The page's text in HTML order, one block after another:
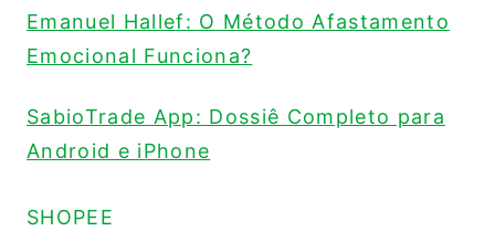
Emanuel Hallef: O Método Afastamento
Emocional Funciona?
SabioTrade App: Dossiê Completo para
Android e iPhone
SHOPEE